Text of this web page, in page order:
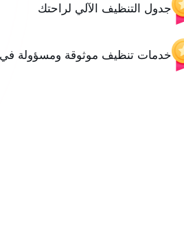
جدول التنظيف الآلي لراحتك
خدمات تنظيف موثوقة ومسؤولة في